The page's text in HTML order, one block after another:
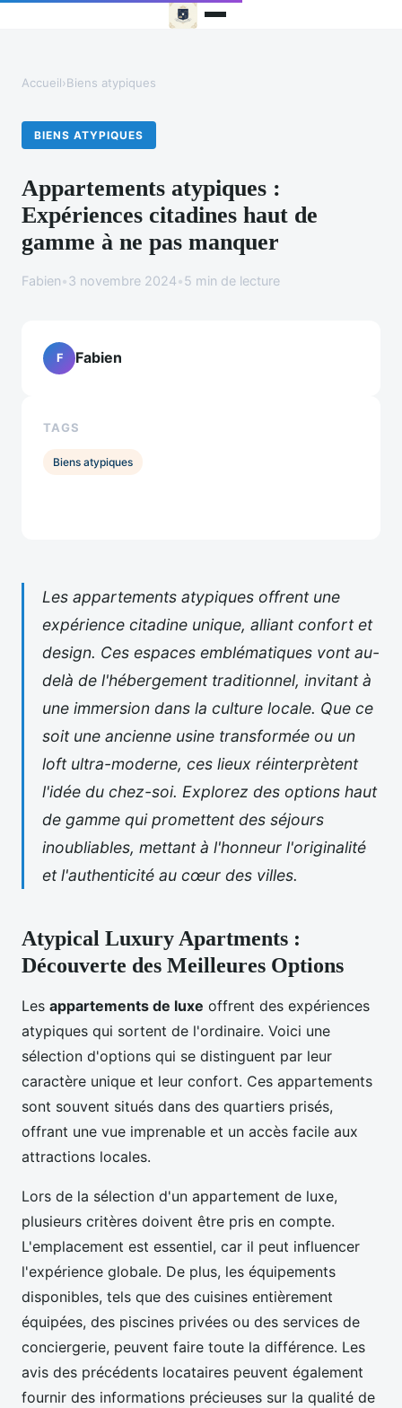
Accueil›Biens atypiques
BIENS ATYPIQUES
Appartements atypiques :
Expériences citadines haut de
gamme à ne pas manquer
Fabien•3 novembre 2024•5 min de lecture
Les appartements atypiques offrent une
expérience citadine unique, alliant confort et
design. Ces espaces emblématiques vont au-
delà de l'hébergement traditionnel, invitant à
une immersion dans la culture locale. Que ce
soit une ancienne usine transformée ou un
loft ultra-moderne, ces lieux réinterprètent
l'idée du chez-soi. Explorez des options haut
de gamme qui promettent des séjours
inoubliables, mettant à l'honneur l'originalité
et l'authenticité au cœur des villes.
Atypical Luxury Apartments :
Découverte des Meilleures Options
Les appartements de luxe offrent des expériences
atypiques qui sortent de l'ordinaire. Voici une
sélection d'options qui se distinguent par leur
caractère unique et leur confort. Ces appartements
sont souvent situés dans des quartiers prisés,
offrant une vue imprenable et un accès facile aux
attractions locales.
Lors de la sélection d'un appartement de luxe,
plusieurs critères doivent être pris en compte.
L'emplacement est essentiel, car il peut influencer
l'expérience globale. De plus, les équipements
disponibles, tels que des cuisines entièrement
équipées, des piscines privées ou des services de
conciergerie, peuvent faire toute la différence. Les
avis des précédents locataires peuvent également
fournir des informations précieuses sur la qualité de
F Fabien
TAGS
Biens atypiques